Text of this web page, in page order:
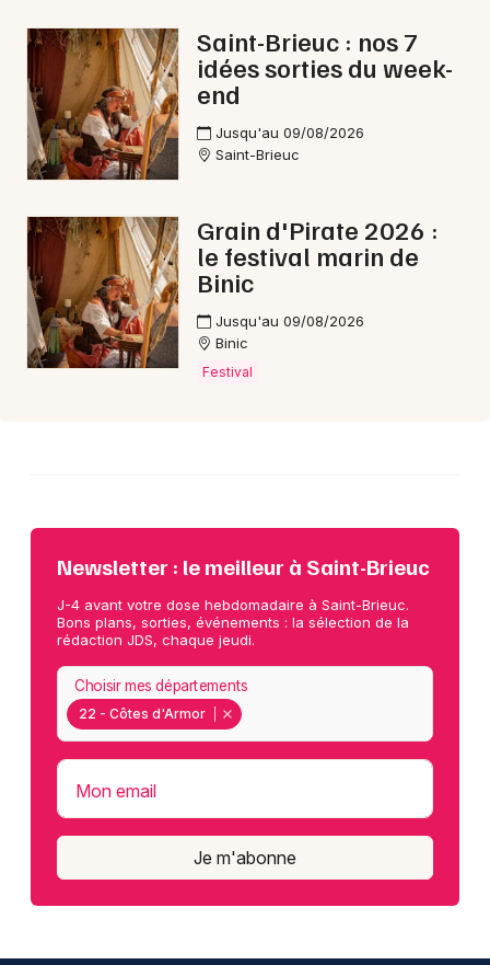
22 - Côtes d'Armor
Choisir mes départements
Mon email
Je m'abonne
Saint-Brieuc : nos 7
idées sorties du week-
end
Jusqu'au 09/08/2026
Saint-Brieuc
Grain d'Pirate 2026 :
le festival marin de
Binic
Jusqu'au 09/08/2026
Binic
Festival
Newsletter : le meilleur à Saint-Brieuc
J-4 avant votre dose hebdomadaire à Saint-Brieuc.
Bons plans, sorties, événements : la sélection de la
rédaction JDS, chaque jeudi.
22 - Côtes d'Armor
Choisir mes départements
Mon email
Je m'abonne